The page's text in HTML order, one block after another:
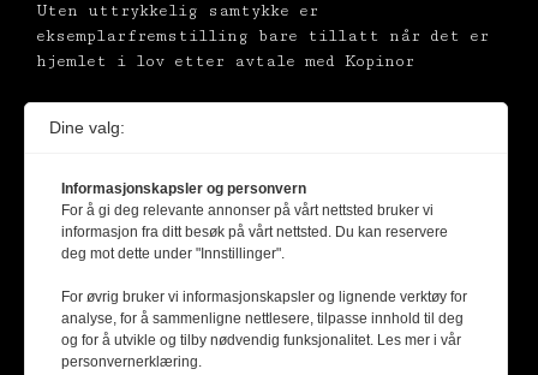
Uten uttrykkelig samtykke er
eksemplarfremstilling bare tillatt når det er
hjemlet i lov etter avtale med Kopinor
Dine valg:
Informasjonskapsler og personvern
For å gi deg relevante annonser på vårt nettsted bruker vi
informasjon fra ditt besøk på vårt nettsted. Du kan reservere
deg mot dette under "Innstillinger".
For øvrig bruker vi informasjonskapsler og lignende verktøy for
analyse, for å sammenligne nettlesere, tilpasse innhold til deg
og for å utvikle og tilby nødvendig funksjonalitet. Les mer i vår
personvernerklæring.